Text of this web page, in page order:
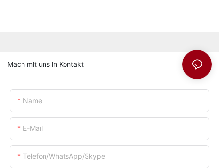
Mach mit uns in Kontakt
Name
E-Mail
Telefon/WhatsApp/Skype